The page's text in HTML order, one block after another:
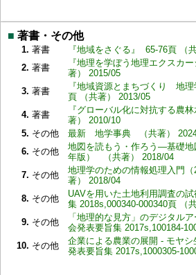
■ 著書・その他
1. 著書
『地域をさぐる』 65-76頁 （
2. 著書
『地理を学ぼう地理エクスカ
著） 2015/05
3. 著書
『地域資源とまちづくり 地
頁 （共著） 2013/05
4. 著書
『グローバル化に対抗する農
著） 2010/10
5. その他
最新 地学事典 （共著）
6. その他
地図を読もう・作ろう―基礎
年版） （共著） 2018/04
7. その他
地理学のための情報処理入門
著） 2018/04
8. その他
UAVを用いた土地利用調査の
集 2018s,000340-000340頁 （
9. その他
「地理的な見方」のデジタル
会発表要旨集 2017s,100184-
10. その他
企業による農業の展開 - モヤ
発表要旨集 2017s,1000305-